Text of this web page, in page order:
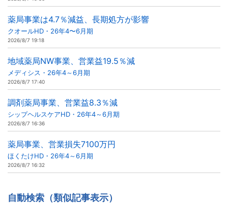
薬局事業は4.7％減益、長期処方が影響
クオールHD・26年4〜6月期
2026/8/7 19:18
地域薬局NW事業、営業益19.5％減
メディシス・26年4～6月期
2026/8/7 17:40
調剤薬局事業、営業益8.3％減
シップヘルスケアHD・26年4～6月期
2026/8/7 16:36
薬局事業、営業損失7100万円
ほくたけHD・26年4～6月期
2026/8/7 16:32
自動検索（類似記事表示）